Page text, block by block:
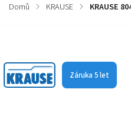
Domů / KRAUSE / KRAUSE
Záruka 5 let